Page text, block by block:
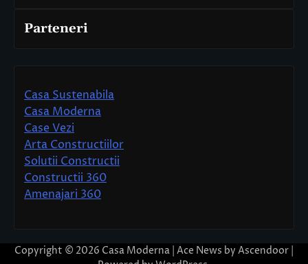
Parteneri
Casa Sustenabila
Casa Moderna
Case Vezi
Arta Constructiilor
Solutii Constructii
Constructii 360
Amenajari 360
Copyright © 2026 Casa Moderna | Ace News by Ascendoor